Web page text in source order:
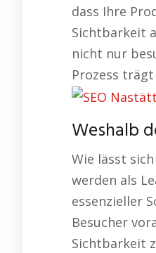
dass Ihre
Sichtbarkeit
nicht nur
Prozess
Weshalb
Wie lässt
werden als
essenzieller
Besucher
Sichtbarkeit